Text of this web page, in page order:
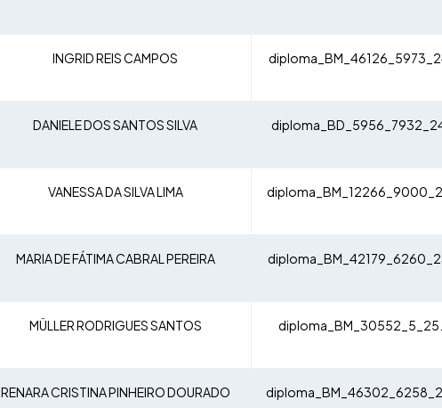
INGRID REIS CAMPOS
DANIELE DOS SANTOS SILVA
VANESSA DA SILVA LIMA
MARIA DE FÁTIMA CABRAL PEREIRA
MÜLLER RODRIGUES SANTOS
RENARA CRISTINA PINHEIRO DOURADO